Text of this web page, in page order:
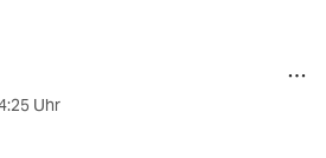
Uhr